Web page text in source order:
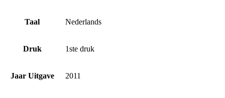
Taal Nederlands
Druk 1ste druk
Jaar Uitgave 2011